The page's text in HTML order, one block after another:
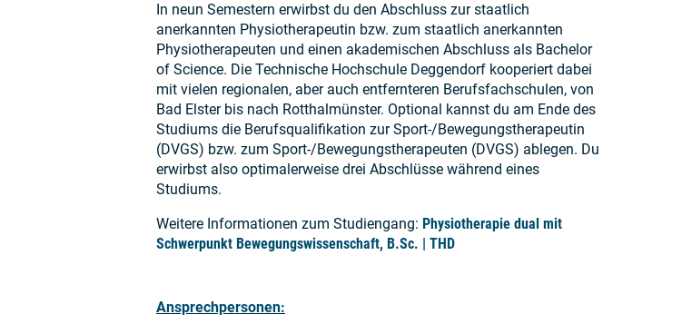
In neun Semestern erwirbst du den Abschluss zur staatlich
anerkannten Physiotherapeutin bzw. zum staatlich anerkannten
Physiotherapeuten und einen akademischen Abschluss als Bachelor
of Science. Die Technische Hochschule Deggendorf kooperiert dabei
mit vielen regionalen, aber auch entfernteren Berufsfachschulen, von
Bad Elster bis nach Rotthalmünster. Optional kannst du am Ende des
Studiums die Berufsqualifikation zur Sport-/Bewegungstherapeutin
(DVGS) bzw. zum Sport-/Bewegungstherapeuten (DVGS) ablegen. Du
erwirbst also optimalerweise drei Abschlüsse während eines
Studiums.
Weitere Informationen zum Studiengang: Physiotherapie dual mit
Schwerpunkt Bewegungswissenschaft, B.Sc. | THD
Ansprechpersonen: